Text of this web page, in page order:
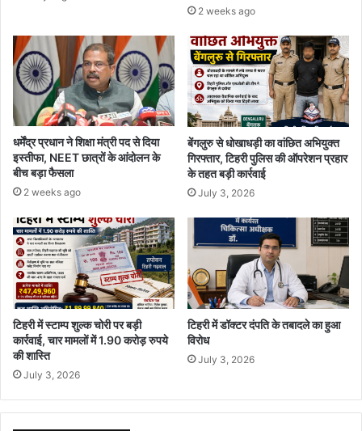
2 weeks ago
धर्मेंद्र प्रधान ने शिक्षा मंत्री पद से दिया
इस्तीफा, NEET छात्रों के आंदोलन के
बीच बड़ा फैसला
2 weeks ago
बेंगलुरु से धोखाधड़ी का वांछित अभियुक्त
गिरफ्तार, टिहरी पुलिस की ऑपरेशन प्रहार
के तहत बड़ी कार्रवाई
July 3, 2026
टिहरी में स्टाम्प शुल्क चोरी पर बड़ी
कार्रवाई, चार मामलों में 1.90 करोड़ रुपये
की शास्ति
July 3, 2026
टिहरी में डॉक्टर दंपति के तबादले का हुआ
विरोध
July 3, 2026